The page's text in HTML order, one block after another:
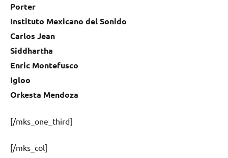
Porter
Instituto Mexicano del Sonido
Carlos Jean
Siddhartha
Enric Montefusco
Igloo
Orkesta Mendoza
[/mks_one_third]
[/mks_col]